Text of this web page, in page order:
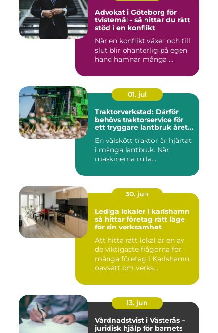
Advokat i Göteborg för
tvistemål - så hittar du rätt
stöd i en konflikt
När en konflikt växer och till
slut blir ohanterlig på egen
hand hamnar många ...
01. jul
Traktorverkstad: Därför
behövs traktorservice för
ett tryggare lantbruk året
En välskött traktor är hjärtat
i många lantbruk. När
maskinerna rulla...
30. jun
Lediga lokaler i karlshamn
så hittar företag rätt läge
för sin verksamhet
Att hitta rätt lokal är en av
de viktigaste frågorna för
många företag i Karlshamn,
oavsett om verks...
13. jun
Vårdnadstvist i Västerås –
juridisk hjälp för barnets